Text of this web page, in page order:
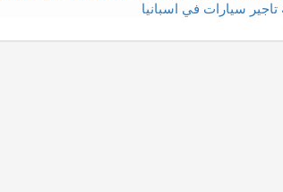
سيارات في اسبانيا